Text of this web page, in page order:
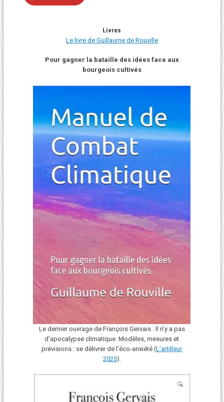
Livres
Le livre de Guillaume de Rouville
Pour gagner la bataille des idées face aux
bourgeois cultivés
Le dernier ouvrage de François Gervais : Il n’y a pas
d’apocalypse climatique. Modèles, mesures et
prévisions : se délivrer de l’éco-anxiété (L'arti lleur
2025).